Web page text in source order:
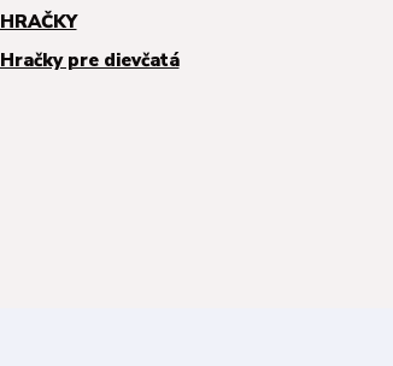
HRAČKY
Hračky pre dievčatá